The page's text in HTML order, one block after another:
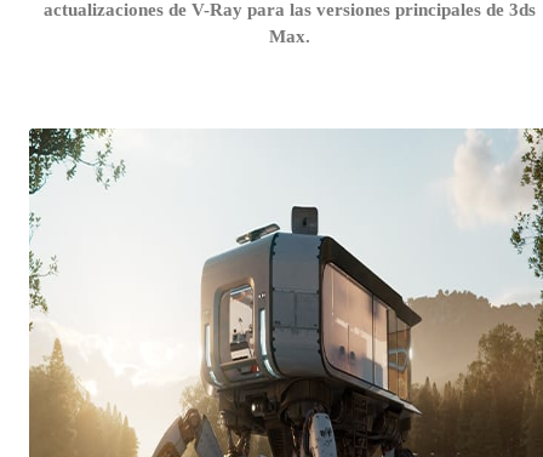
actualizaciones de V-Ray para las versiones principales de 3ds
Max.